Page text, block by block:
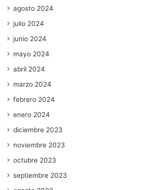
agosto 2024
julio 2024
junio 2024
mayo 2024
abril 2024
marzo 2024
febrero 2024
enero 2024
diciembre 2023
noviembre 2023
octubre 2023
septiembre 2023